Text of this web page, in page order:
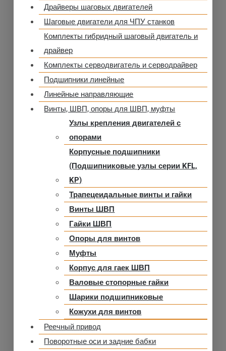
Драйверы шаговых двигателей
Шаговые двигатели для ЧПУ станков
Комплекты гибридный шаговый двигатель и
драйвер
Комплекты серводвигатель и серводрайвер
Подшипники линейные
Линейные направляющие
Винты, ШВП, опоры для ШВП, муфты
Узлы крепления двигателей с
опорами
Корпусные подшипники
(Подшипниковые узлы серии KFL,
KP)
Трапецеидальные винты и гайки
Винты ШВП
Гайки ШВП
Опоры для винтов
Муфты
Корпус для гаек ШВП
Валовые стопорные гайки
Шарики подшипниковые
Кожухи для винтов
Реечный привод
Поворотные оси и задние бабки